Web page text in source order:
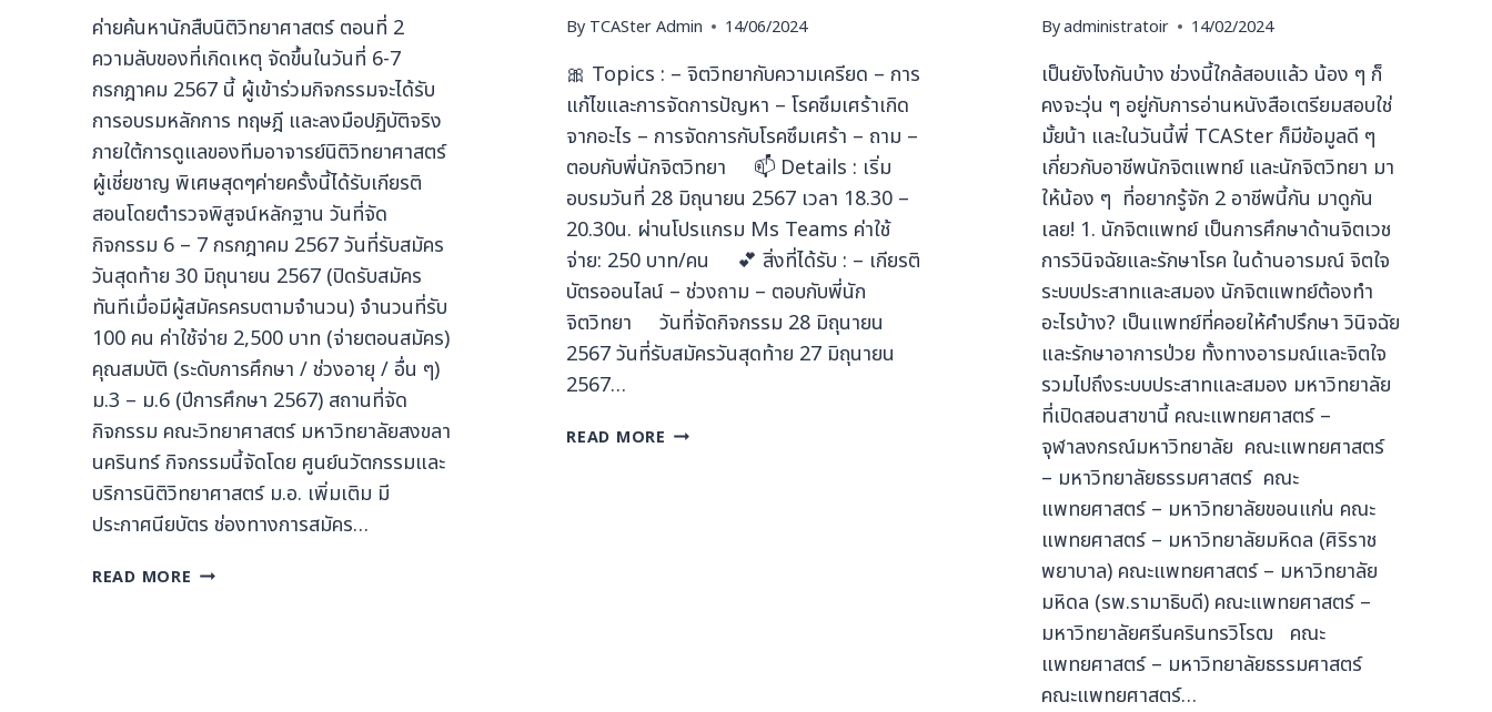
ค่ายค้นหานักสืบนิติวิทยาศาสตร์ ตอนที่ 2
ความลับของที่เกิดเหตุ จัดขึ้นในวันที่ 6-7
กรกฎาคม 2567 นี้ ผู้เข้าร่วมกิจกรรมจะได้รับ
การอบรมหลักการ ทฤษฎี และลงมือปฏิบัติจริง
ภายใต้การดูแลของทีมอาจารย์นิติวิทยาศาสตร์
ผู้เชี่ยชาญ พิเศษสุดๆค่ายครั้งนี้ได้รับเกียรติ
สอนโดยตำรวจพิสูจน์หลักฐาน วันที่จัด
กิจกรรม 6 – 7 กรกฎาคม 2567 วันที่รับสมัคร
วันสุดท้าย 30 มิถุนายน 2567 (ปิดรับสมัคร
ทันทีเมื่อมีผู้สมัครครบตามจำนวน) จำนวนที่รับ
100 คน ค่าใช้จ่าย 2,500 บาท (จ่ายตอนสมัคร)
คุณสมบัติ (ระดับการศึกษา / ช่วงอายุ / อื่น ๆ)
ม.3 – ม.6 (ปีการศึกษา 2567) สถานที่จัด
กิจกรรม คณะวิทยาศาสตร์ มหาวิทยาลัยสงขลา
นครินทร์ กิจกรรมนี้จัดโดย ศูนย์นวัตกรรมและ
บริการนิติวิทยาศาสตร์ ม.อ. เพิ่มเติม มี
ประกาศนียบัตร ช่องทางการสมัคร…
READ MORE
By TCASter Admin 14/06/2024
🎀 Topics : – จิตวิทยากับความเครียด – การ
แก้ไขและการจัดการปัญหา – โรคซึมเศร้าเกิด
จากอะไร – การจัดการกับโรคซึมเศร้า – ถาม –
ตอบกับพี่นัก​จิตวิทยา ​📫 Details : เริ่ม
อบรมวันที่ 28 มิถุนายน 2567 เวลา 18.30 –
20.30น. ผ่านโปรแกรม Ms Teams ค่าใช้
จ่าย: 250 บาท/คน 💕 สิ่งที่ได้รับ : – เกียรติ
บัตรออนไลน์ – ช่วงถาม – ตอบกับพี่นัก
จิตวิทยา วันที่จัดกิจกรรม 28 มิถุนายน
2567 วันที่รับสมัครวันสุดท้าย 27 มิถุนายน
2567…
READ MORE
Byadministratoir 14/02/2024
เป็นยังไงกันบ้าง ช่วงนี้ใกล้สอบแล้ว น้อง ๆ ก็
คงจะวุ่น ๆ อยู่กับการอ่านหนังสือเตรียมสอบใช่
มั้ยน้า และในวันนี้พี่ TCASter ก็มีข้อมูลดี ๆ
เกี่ยวกับอาชีพนักจิตแพทย์ และนักจิตวิทยา มา
ให้น้อง ๆ ที่อยากรู้จัก 2 อาชีพนี้กัน มาดูกัน
เลย! 1. นักจิตแพทย์ เป็นการศึกษาด้านจิตเวช
การวินิจฉัยและรักษาโรค ในด้านอารมณ์ จิตใจ
ระบบประสาทและสมอง นักจิตแพทย์ต้องทำ
อะไรบ้าง? เป็นแพทย์ที่คอยให้คำปรึกษา วินิจฉัย
และรักษาอาการป่วย ทั้งทางอารมณ์และจิตใจ
รวมไปถึงระบบประสาทและสมอง มหาวิทยาลัย
ที่เปิดสอนสาขานี้ คณะแพทยศาสตร์ –
จุฬาลงกรณ์มหาวิทยาลัย คณะแพทยศาสตร์
– มหาวิทยาลัยธรรมศาสตร์ คณะ
แพทยศาสตร์ – มหาวิทยาลัยขอนแก่น คณะ
แพทยศาสตร์ – มหาวิทยาลัยมหิดล (ศิริราช
พยาบาล) คณะแพทยศาสตร์ – มหาวิทยาลัย
มหิดล (รพ.รามาธิบดี) คณะแพทยศาสตร์ –
มหาวิทยาลัยศรีนครินทรวิโรฒ คณะ
แพทยศาสตร์ – มหาวิทยาลัยธรรมศาสตร์
คณะแพทยศาสตร์…